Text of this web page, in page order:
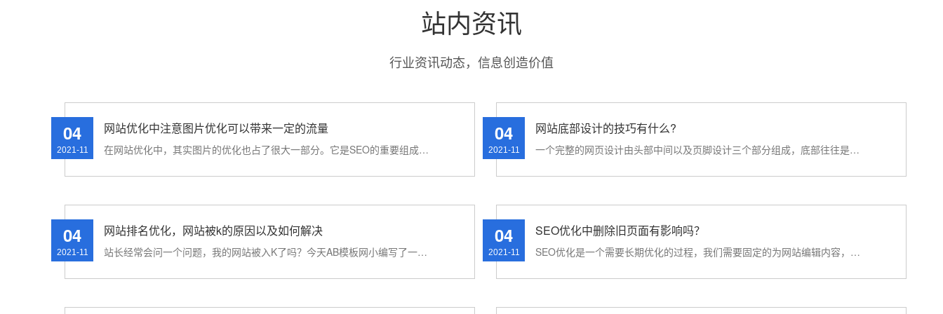
站内资讯
行业资讯动态，信息创造价值
04
2021-11
网站优化中注意图片优化可以带来一定的流量
在网站优化中，其实图片的优化也占了很大一部分。它是SEO的重要组成部分。如果图片得到很好的优化，不仅可以···
04
2021-11
网站底部设计的技巧有什么?
一个完整的网页设计由头部中间以及页脚设计三个部分组成，底部往往是站长容易忽略的地方，其实页面底部可以···
04
2021-11
网站排名优化，网站被k的原因以及如何解决
站长经常会问一个问题，我的网站被入K了吗？今天AB模板网小编写了一些判断网站是否被入侵的技巧，并简单写出···
04
2021-11
SEO优化中删除旧页面有影响吗？
SEO优化是一个需要长期优化的过程，我们需要固定的为网站编辑内容，才能使得整站排名保持长期的稳定。但是行···